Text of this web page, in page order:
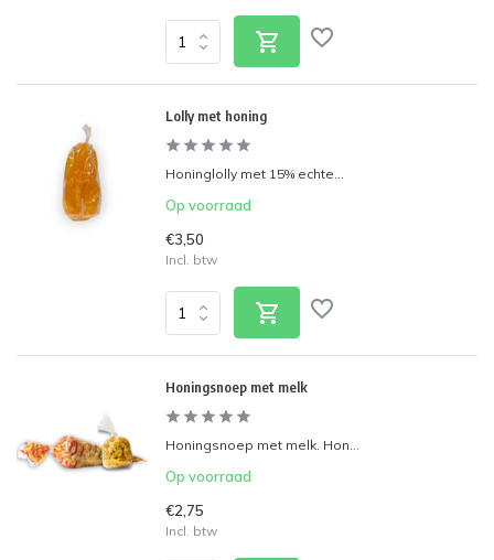
Lolly met honing
Honinglolly met 15% echte...
Op voorraad
€3,50
Incl. btw
Honingsnoep met melk
Honingsnoep met melk. Hon...
Op voorraad
€2,75
Incl. btw